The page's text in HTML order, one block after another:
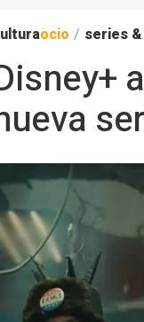
ocio / series